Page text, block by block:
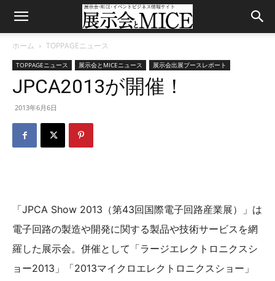
ホーム TOPPAGEニュース
TOPPAGEニュース 展示会とMICEニュース 展示会出展ブースレポート
JPCA2013が開催！
2013年6月6日
「JPCA Show 2013（第43回国際電子回路産業展）」は
電子回路の製造や開発に関する製品や技術サービスを網
羅した展示会。併催として「ラージエレクトロニクスシ
ョー2013」「2013マイクロエレクトロニクスショー」